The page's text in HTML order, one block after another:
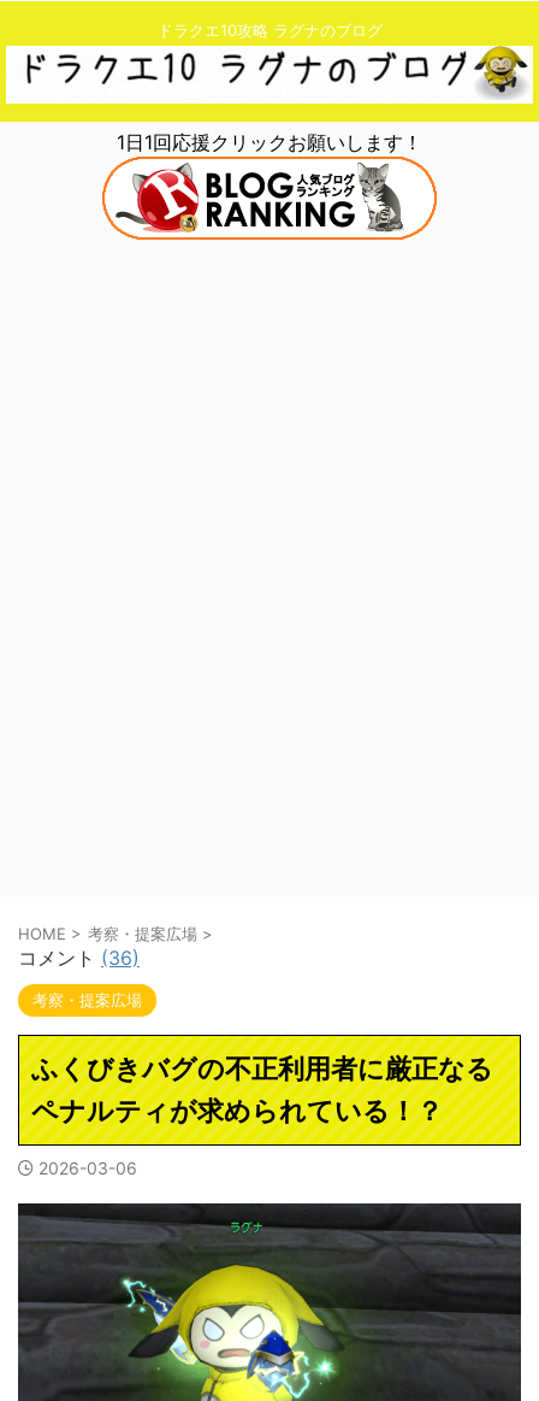
ドラクエ10攻略 ラグナのブログ
1日1回応援クリックお願いします！
HOME > 考察・提案広場 >
コメント (36)
考察・提案広場
ふくびきバグの不正利用者に厳正なる
ペナルティが求められている！？
2026-03-06